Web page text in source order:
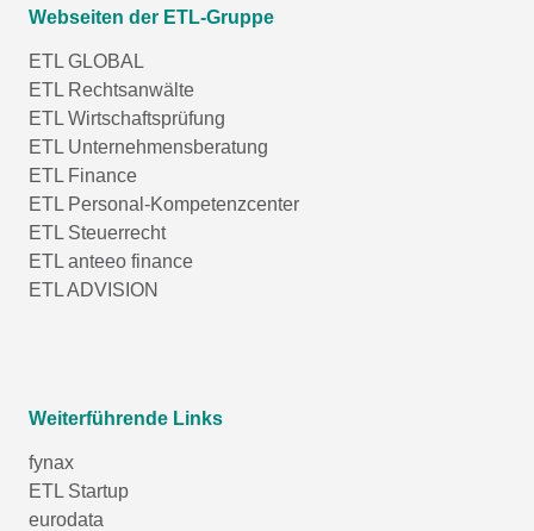
Webseiten der ETL-Gruppe
ETL GLOBAL
ETL Rechtsanwälte
ETL Wirtschaftsprüfung
ETL Unternehmensberatung
ETL Finance
ETL Personal-Kompetenzcenter
ETL Steuerrecht
ETL anteeo finance
ETL ADVISION
Weiterführende Links
fynax
ETL Startup
eurodata